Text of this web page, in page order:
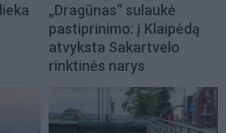
„Dragūnas“ sulaukė
pastiprinimo: į Klaipėdą
atvyksta Sakartvelo
rinktinės narys